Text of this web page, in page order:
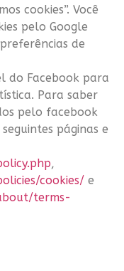
cookies”. Você
pelo Google
de
do Facebook para
Para saber
pelo facebook
páginas e
,
cookies/ e
terms-